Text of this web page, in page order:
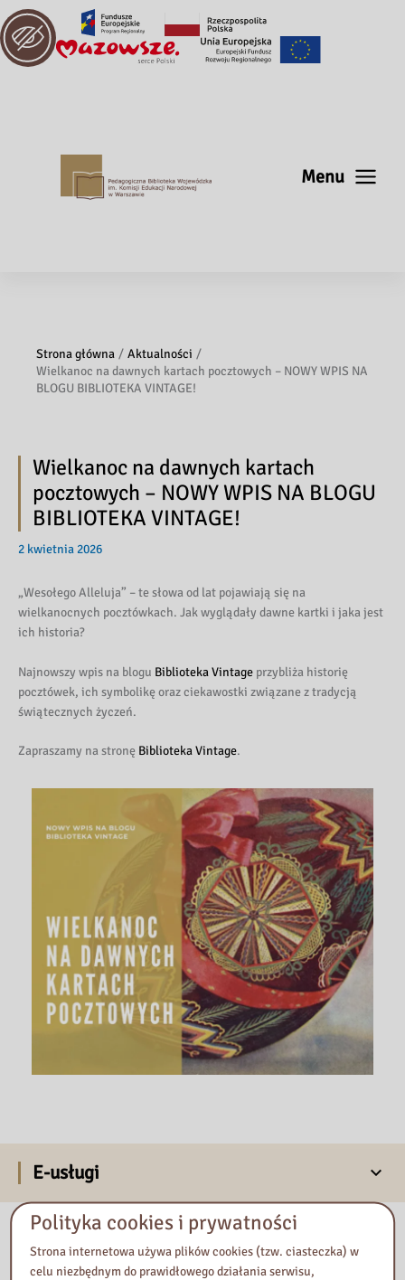
Menu
Strona główna
Aktualności
Wielkanoc na dawnych kartach pocztowych – NOWY WPIS NA
BLOGU BIBLIOTEKA VINTAGE!
Wielkanoc na dawnych kartach
pocztowych – NOWY WPIS NA BLOGU
BIBLIOTEKA VINTAGE!
2 kwietnia 2026
„Wesołego Alleluja” – te słowa od lat pojawiają się na
wielkanocnych pocztówkach. Jak wyglądały dawne kartki i jaka jest
ich historia?
Najnowszy wpis na blogu Biblioteka Vintage przybliża historię
pocztówek, ich symbolikę oraz ciekawostki związane z tradycją
świątecznych życzeń.
Zapraszamy na stronę Biblioteka Vintage.
E-usługi
Nasza biblioteka
Polityka cookies i prywatności
Strona internetowa używa plików cookies (tzw. ciasteczka) w
celu niezbędnym do prawidłowego działania serwisu,